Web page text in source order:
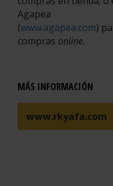
Agapea
(www.agapea.com)
compras online.
MÁS INFORMACIÓN
www.rkyafa.com